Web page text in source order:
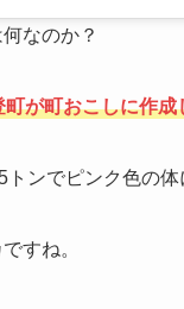
なのか？
町が町おこしに作
ンでピンク色の
すね。